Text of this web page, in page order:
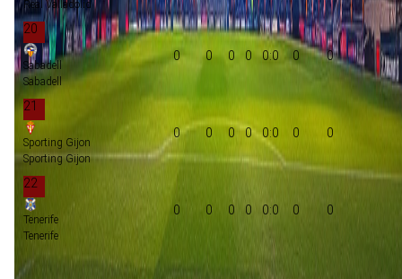
Real Valladolid
20
Sabadell
Sabadell
0 0 0 0 0:0 0 0
21
Sporting Gijon
Sporting Gijon
0 0 0 0 0:0 0 0
22
Tenerife
Tenerife
0 0 0 0 0:0 0 0
Promotie